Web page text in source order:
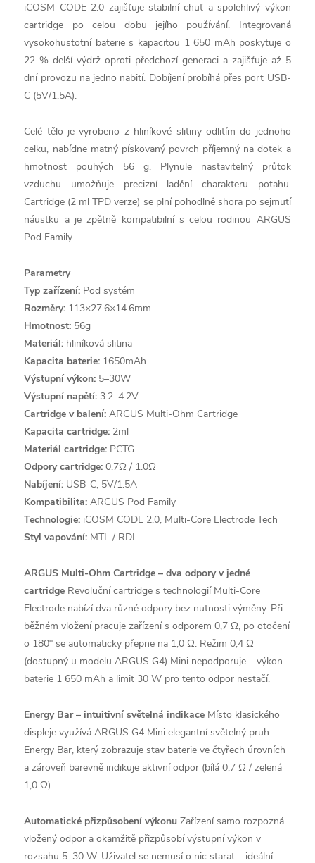
iCOSM CODE 2.0 zajišťuje stabilní chuť a spolehlivý výkon
cartridge po celou dobu jejího používání. Integrovaná
vysokohustotní baterie s kapacitou 1 650 mAh poskytuje o
22 % delší výdrž oproti předchozí generaci a zajišťuje až 5
dní provozu na jedno nabití. Dobíjení probíhá přes port USB-
C (5V/1,5A).
Celé tělo je vyrobeno z hliníkové slitiny odlitím do jednoho
celku, nabídne matný pískovaný povrch příjemný na dotek a
hmotnost pouhých 56 g. Plynule nastavitelný průtok
vzduchu umožňuje precizní ladění charakteru potahu.
Cartridge (2 ml TPD verze) se plní pohodlně shora po sejmutí
náustku a je zpětně kompatibilní s celou rodinou ARGUS
Pod Family.
Parametry
Typ zařízení: Pod systém
Rozměry: 113×27.6×14.6mm
Hmotnost: 56g
Materiál: hliníková slitina
Kapacita baterie: 1650mAh
Výstupní výkon: 5–30W
Výstupní napětí: 3.2–4.2V
Cartridge v balení: ARGUS Multi-Ohm Cartridge
Kapacita cartridge: 2ml
Materiál cartridge: PCTG
Odpory cartridge: 0.7Ω / 1.0Ω
Nabíjení: USB-C, 5V/1.5A
Kompatibilita: ARGUS Pod Family
Technologie: iCOSM CODE 2.0, Multi-Core Electrode Tech
Styl vapování: MTL / RDL
ARGUS Multi-Ohm Cartridge – dva odpory v jedné
cartridge Revoluční cartridge s technologií Multi-Core
Electrode nabízí dva různé odpory bez nutnosti výměny. Při
běžném vložení pracuje zařízení s odporem 0,7 Ω, po otočení
o 180° se automaticky přepne na 1,0 Ω. Režim 0,4 Ω
(dostupný u modelu ARGUS G4) Mini nepodporuje – výkon
baterie 1 650 mAh a limit 30 W pro tento odpor nestačí.
Energy Bar – intuitivní světelná indikace Místo klasického
displeje využívá ARGUS G4 Mini elegantní světelný pruh
Energy Bar, který zobrazuje stav baterie ve čtyřech úrovních
a zároveň barevně indikuje aktivní odpor (bílá 0,7 Ω / zelená
1,0 Ω).
Automatické přizpůsobení výkonu Zařízení samo rozpozná
vložený odpor a okamžitě přizpůsobí výstupní výkon v
rozsahu 5–30 W. Uživatel se nemusí o nic starat – ideální